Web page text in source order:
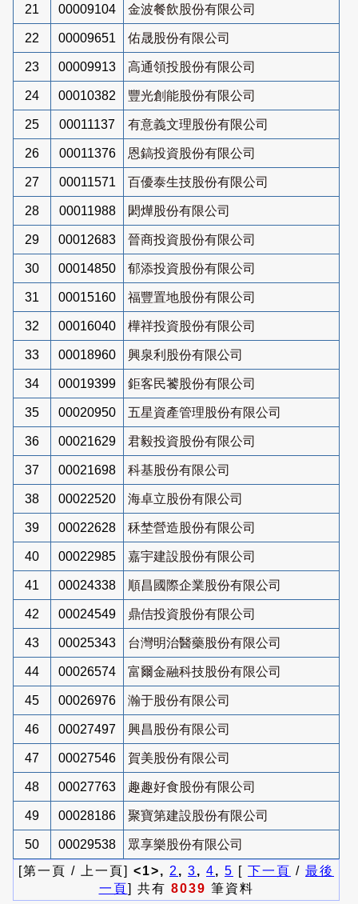
21 00009104 金波餐飲股份有限公司
22 00009651 佑晟股份有限公司
23 00009913 高通領投股份有限公司
24 00010382 豐光創能股份有限公司
25 00011137 有意義文理股份有限公司
26 00011376 恩鎬投資股份有限公司
27 00011571 百優泰生技股份有限公司
28 00011988 閎燁股份有限公司
29 00012683 晉商投資股份有限公司
30 00014850 郁添投資股份有限公司
31 00015160 福豐置地股份有限公司
32 00016040 樺祥投資股份有限公司
33 00018960 興泉利股份有限公司
34 00019399 鉅客民饕股份有限公司
35 00020950 五星資產管理股份有限公司
36 00021629 君毅投資股份有限公司
37 00021698 科基股份有限公司
38 00022520 海卓立股份有限公司
39 00022628 秝埜營造股份有限公司
40 00022985 嘉宇建設股份有限公司
41 00024338 順昌國際企業股份有限公司
42 00024549 鼎佶投資股份有限公司
43 00025343 台灣明治醫藥股份有限公司
44 00026574 富爾金融科技股份有限公司
45 00026976 瀚于股份有限公司
46 00027497 興昌股份有限公司
47 00027546 賀美股份有限公司
48 00027763 趣趣好食股份有限公司
49 00028186 聚寶第建設股份有限公司
50 00029538
眾享樂股份有限公司
[第一頁 / 上一頁] <1>, 2 , 3, 4, 5 [ 下一頁 / 最後
一頁] 共有 8039 筆資料